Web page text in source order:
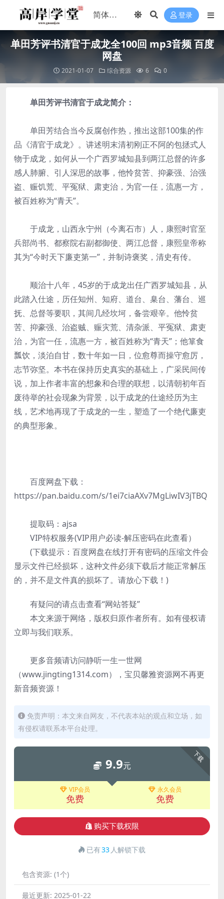
登录
单田芳评书清官于成龙全100回 mp3音频 百度
网盘
2021-01-07 综合资源 6 0
单田芳评书清官于成龙简介：
单田芳结合当今反腐创作热，推出这部100集的作
品《清官于成龙》。讲述明末清初刚正不阿的包拯式人
物于成龙，如何从一个广西罗城知县到两江总督的许多
感人肺腑、引人深思的故事，他怜贫苦、抑豪强、治强
盗、赈饥荒、平冤狱、肃吏治，为官一任，流惠一方，
被百姓称为“青天”。
于成龙，山西永宁州（今离石市）人，康熙时官至
兵部尚书、都察院右副都御使、两江总督，康熙皇帝称
其为“今时天下廉吏第一”，并制诗褒奖，清史有传。
顺治十八年，45岁的于成龙出任广西罗城知县，从
此踏入仕途，历任知州、知府、道台、臬台、藩台、巡
抚、总督等要职，其间几经坎坷，备尝艰辛。他怜贫
苦、抑豪强、治盗贼、赈灾荒、清杂派、平冤狱、肃吏
治，为官一任，流惠一方，被百姓称为“青天”；他箪食
瓢饮，淡泊自甘，数十年如一日，位愈尊而操守愈厉，
志节弥坚。本书在保持历史真实的基础上，广采民间传
说，加上作者丰富的想象和合理的联想，以清朝初年百
废待举的社会现象为背景，以于成龙的仕途经历为主
线，艺术地再现了于成龙的一生，塑造了一个绝代廉吏
的典型形象。
百度网盘下载：
https://pan.baidu.com/s/1ei7ciaAXv7MgLiwIV3jTBQ
提取码：ajsa
VIP特权服务(VIP用户必读-解压密码在此查看）
(下载提示：百度网盘在线打开有密码的压缩文件会
显示文件已经损坏，这种文件必须下载后才能正常解压
的，并不是文件真的损坏了。请放心下载！)
有疑问的请点击查看“网站答疑”
本文来源于网络，版权归原作者所有。如有侵权请
立即与我们联系。
更多音频请访问静听一生一世网
（www.jingting1314.com），宝贝馨雅资源网不再更
新音频资源！
免责声明：本文来自网友，不代表本站的观点和立场，如
有侵权请联系本平台处理。
下载
9.9元
VIP会员
免费
永久会员
免费
购买下载权限
已有33 人解锁下载
包含资源: (1个)
最近更新: 2025-01-22